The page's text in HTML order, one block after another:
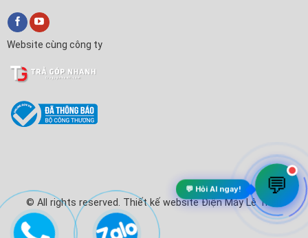
Website cùng công ty
© All rights reserved. Thiết kế website Điện Máy Lê Triều
Trả Góp Nhanh
Anh/chị cần tư vấn mua Tivi, Máy lạnh hay làm thủ tục trả
góp ạ?
💬
💬 Hỏi AI ngay!